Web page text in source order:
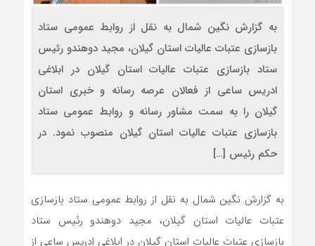
به گزارش نگین شمال به نقل از روابط عمومی ستاد
بازسازی عتبات عالیات استان گیلان، مجید دوهندو رئیس
ستاد بازسازی عتبات عالیات استان گیلان در ابلاغی
ادریس ساعی از فعالان عرصه رسانه و خبری استان
گیلان را به سمت مشاور رسانه و روابط عمومی ستاد
بازسازی عتبات عالیات استان گیلان منصوب نمود. در
حکم رئیس […]
به گزارش نگین شمال به نقل از روابط عمومی ستاد بازسازی
عتبات عالیات استان گیلان، مجید دوهندو رئیس ستاد
بازسازی عتبات عالیات استان گیلان در ابلاغی ادریس ساعی از